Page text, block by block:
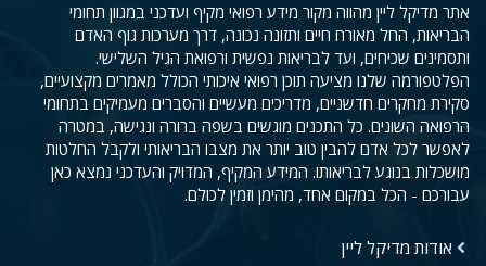
אתר מדיקל ליין מהווה מקור מידע רפואי מקיף ועדכני במגוון תחומי
הבריאות, החל מאורח חיים ותזונה נכונה, דרך מערכות גוף האדם
ותסמינים שכיחים, ועד לבריאות נפשית ורפואת הגיל השלישי.
הפלטפורמה שלנו מציעה תוכן רפואי איכותי הכולל מאמרים מקצועיים,
סקירת מחקרים חדשניים, מדריכים מעשיים והסברים מעמיקים בתחומי
הרפואה השונים. כל התכנים מוגשים בשפה ברורה ונגישה, במטרה
לאפשר לכל אדם להבין טוב יותר את מצבו הבריאותי ולקבל החלטות
מושכלות בנוגע לבריאותו. המידע המקיף, המדויק והעדכני נמצא כאן
עבורכם - הכל במקום אחד, מהימן וזמין לכולם.
אודות מדיקל ליין